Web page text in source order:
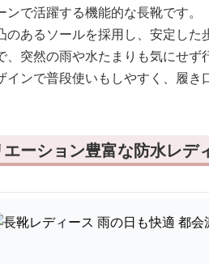
ンで活躍する機能的な長靴です。
のあるソールを採用し、安定した
、突然の雨や水たまりも気にせず
インで普段使いもしやすく、履き
ーション豊富な防水レデ